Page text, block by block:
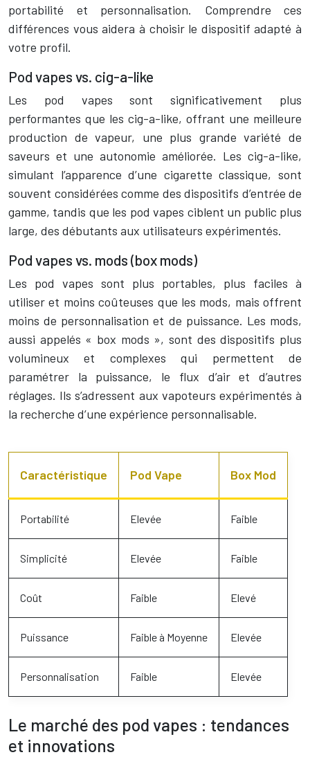
portabilité et personnalisation. Comprendre ces
différences vous aidera à choisir le dispositif adapté à
votre profil.
Pod vapes vs. cig-a-like
Les pod vapes sont significativement plus
performantes que les cig-a-like, offrant une meilleure
production de vapeur, une plus grande variété de
saveurs et une autonomie améliorée. Les cig-a-like,
simulant l’apparence d’une cigarette classique, sont
souvent considérées comme des dispositifs d’entrée de
gamme, tandis que les pod vapes ciblent un public plus
large, des débutants aux utilisateurs expérimentés.
Pod vapes vs. mods (box mods)
Les pod vapes sont plus portables, plus faciles à
utiliser et moins coûteuses que les mods, mais offrent
moins de personnalisation et de puissance. Les mods,
aussi appelés « box mods », sont des dispositifs plus
volumineux et complexes qui permettent de
paramétrer la puissance, le flux d’air et d’autres
réglages. Ils s’adressent aux vapoteurs expérimentés à
la recherche d’une expérience personnalisable.
Caractéristique Pod Vape Box Mod
Portabilité Elevée Faible
Simplicité Elevée Faible
Coût Faible Elevé
Puissance Faible à Moyenne Elevée
Personnalisation Faible Elevée
Le marché des pod vapes : tendances
et innovations